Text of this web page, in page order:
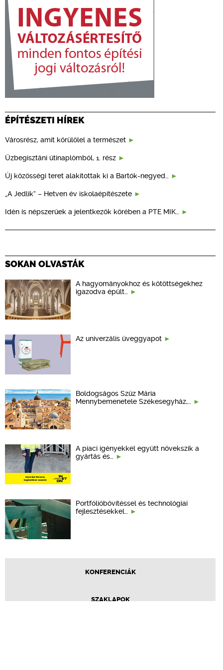
ÉPÍTÉSZETI HÍREK
Városrész, amit körülölel a természet
Üzbegisztáni útinaplómból, 1. rész
Új közösségi teret alakítottak ki a Bartók-negyed…
„A Jedlik” – Hetven év iskolaépítészete
Idén is népszerűek a jelentkezők körében a PTE MIK…
SOKAN OLVASTÁK
A hagyományokhoz és kötöttségekhez
igazodva épült…
Az univerzális üveggyapot
Boldogságos Szűz Mária
Mennybemenetele Székesegyház,…
A piaci igényekkel együtt növekszik a
gyártás és…
Portfólióbővítéssel és technológiai
fejlesztésekkel…
KONFERENCIÁK
SZAKLAPOK